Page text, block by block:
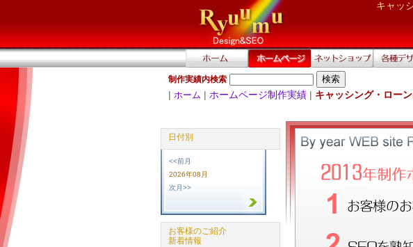
キャッ
制作実績内検索
| ホーム | ホームページ制作実績| キャッシング・ロー
日付別
<<前月
2026年08月
次月>>
お客様のご紹介
新着情報